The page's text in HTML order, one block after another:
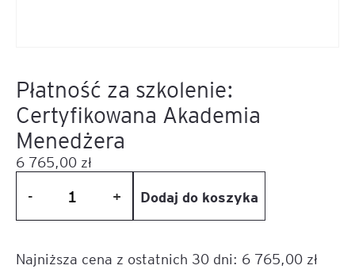
Płatność za szkolenie:
Certyfikowana Akademia
Menedżera
6 765,00 zł
ilość
Płatność
szkolenie:
- + Dodaj do koszyka
Najniższa cena z ostatnich 30 dni: 6 765,00 zł